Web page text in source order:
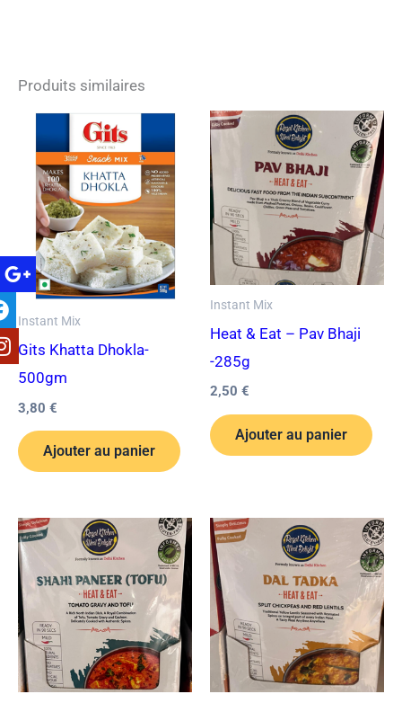
Produits similaires
Instant Mix
Gits Khatta Dhokla-
500gm
3,80 €
Ajouter au panier
Instant Mix
Heat & Eat – Pav Bhaji
-285g
2,50 €
Ajouter au panier